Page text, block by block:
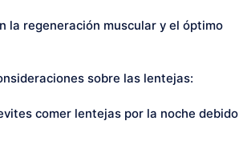
la regeneración muscular y el óptimo
sobre las lentejas:
comer lentejas por la noche debido